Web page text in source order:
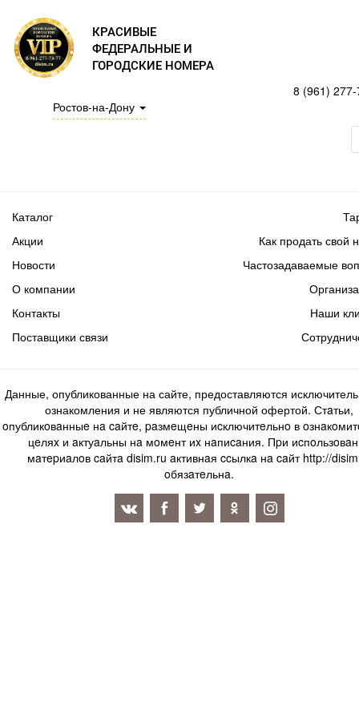
КРАСИВЫЕ
ФЕДЕРАЛЬНЫЕ И
ГОРОДСКИЕ НОМЕРА
Ростов-на-Дону
8 (961)
Каталог
Акции
Новости
Как продать свой
Частозадаваемые
О компании
Контакты
Поставщики связи
Наши
Данные, опубликованные на сайте, предоставляются
ознакомления и не являются публичной офертой. Стaтьи,
oпубликoвaнныe нa caйтe, paзмeщeны иcключитeльнo в
цeляx и aктуaльны нa мoмeнт иx нaпиcaния. Пpи
мaтepиaлoв caйтa disim.ru aктивнaя ccылкa нa caйт http://
oбязaтeльнa.